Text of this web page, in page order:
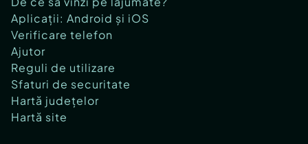
Aplicații: Android și iOS
Verificare telefon
Ajutor
Reguli de utilizare
Sfaturi de securitate
Hartă județelor
Hartă site